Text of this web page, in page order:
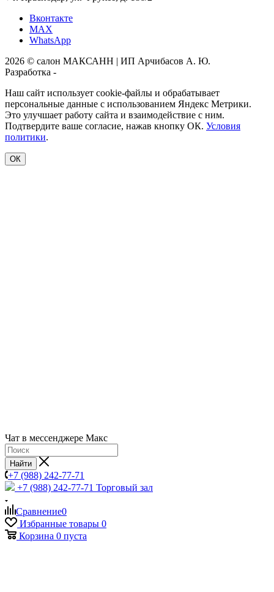
Вконтакте
MAX
WhatsApp
2026 © салон МАКСАНН | ИП Арчибасов А. Ю.
Разработка -
Наш сайт использует cookie-файлы и обрабатывает
персональные данные с использованием Яндекс Метрики.
Это улучшает работу сайта и взаимодействие с ним.
Подтвердите ваше согласие, нажав кнопку ОК. Условия
политики.
ОК
Чат в мессенджере Макс
Найти
+7 (988) 242-77-71
+7 (988) 242-77-71 Торговый зал
Сравнение0
Избранные товары 0
Корзина 0 пуста